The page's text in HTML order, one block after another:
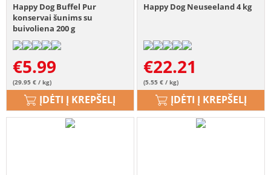
Happy Dog Buffel Pur
konservai šunims su
buivoliena 200 g
€5.99
(29.95 € / kg)
ĮDĖTI Į KREPŠELĮ
Happy Dog Neuseeland 4 kg
€22.21
(5.55 € / kg)
ĮDĖTI Į KREPŠELĮ